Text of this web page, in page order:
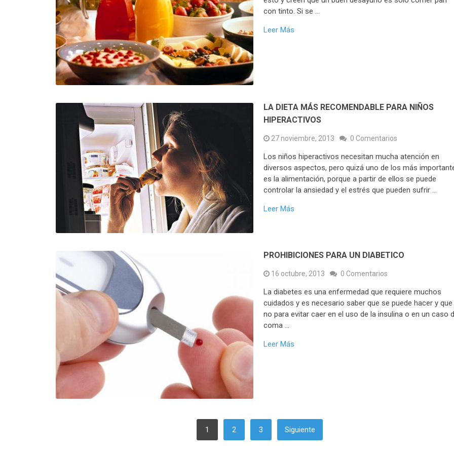
con tinto. Si se …
Leer Más
LA DIETA MÁS RECOMENDABLE PARA NIÑOS
HIPERACTIVOS
27 noviembre, 2013 0 Comentarios
Los niños hiperactivos necesitan mucha atención en
diversos aspectos, pero quizá uno de los más
es la alimentación, porque a partir de ellos se puede
controlar la ansiedad y el estrés que pueden sufrir …
Leer Más
PROHIBICIONES PARA UN DIABETICO
16 octubre, 2013 0 Comentarios
La diabetes es una enfermedad que requiere muchos
cuidados y es necesario saber que se puede hacer y que
no para evitar caer en el uso de la insulina o en un caso
coma …
Leer Más
1 2 3 Siguiente